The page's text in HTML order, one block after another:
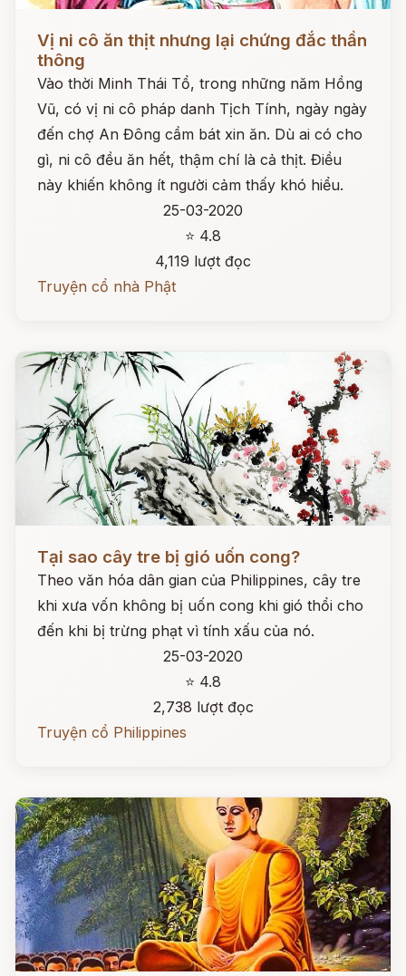
Vị ni cô ăn thịt nhưng lại chứng đắc thần
thông
Vào thời Minh Thái Tổ, trong những năm Hồng
Vũ, có vị ni cô pháp danh Tịch Tính, ngày ngày
đến chợ An Đông cầm bát xin ăn. Dù ai có cho
gì, ni cô đều ăn hết, thậm chí là cả thịt. Điều
này khiến không ít người cảm thấy khó hiểu.
25-03-2020
⭐ 4.8
4,119 lượt đọc
Truyện cổ nhà Phật
Tại sao cây tre bị gió uốn cong?
Theo văn hóa dân gian của Philippines, cây tre
khi xưa vốn không bị uốn cong khi gió thổi cho
đến khi bị trừng phạt vì tính xấu của nó.
25-03-2020
⭐ 4.8
2,738 lượt đọc
Truyện cổ Philippines